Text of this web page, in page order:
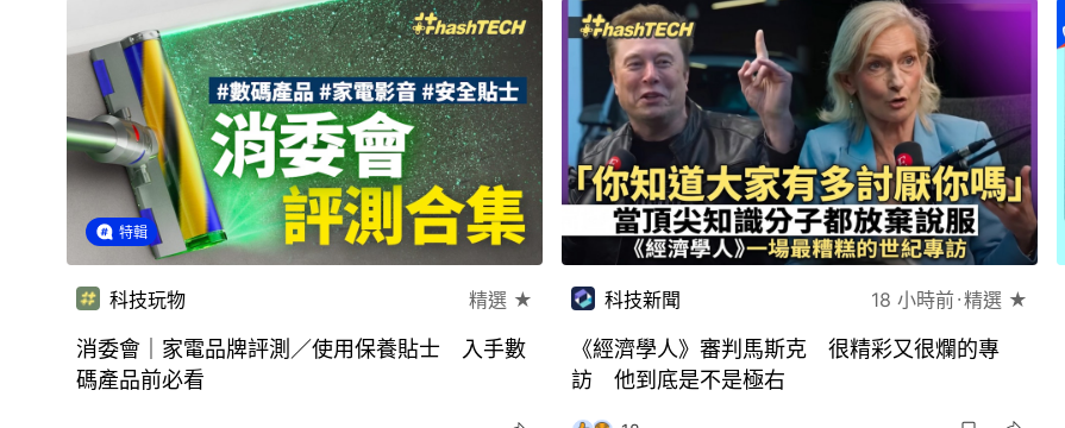
特輯
科技玩物 精選 ★
消委會｜家電品牌評測／使用保養貼士 入手數
碼產品前必看
科技新聞 18 小時前 精選 ★
《經濟學人》審判馬斯克 很精彩又很爛的專
訪 他到底是不是極右